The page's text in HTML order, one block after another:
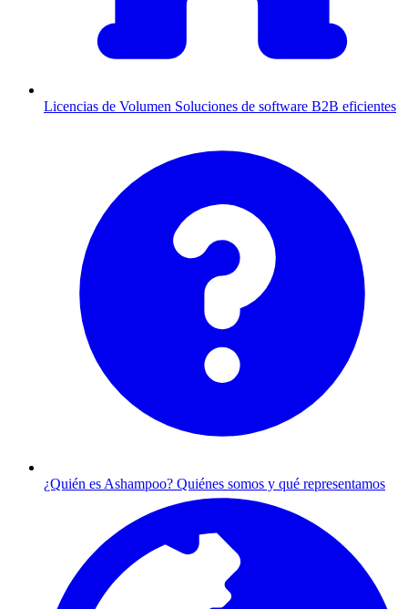
Licencias de Volumen Soluciones de software B2B eficientes
¿Quién es Ashampoo? Quiénes somos y qué representamos